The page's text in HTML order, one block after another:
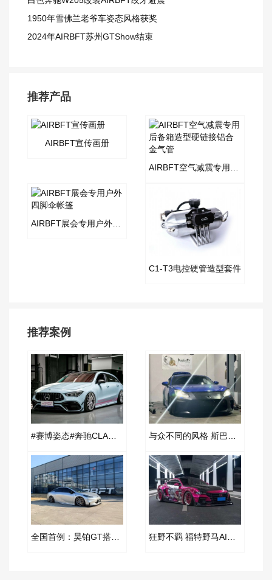
1950年雪佛兰老爷车姿态风格获奖
2024年AIRBFT苏州GTShow结束
推荐产品
AIRBFT宣传画册
AIRBFT空气减震专用后备箱造型硬链接铝合金气管
AIRBFT展会专用户外四脚伞帐篷
C1-T3电控硬管造型套件
推荐案例
#赛博姿态#奔驰CLA改装AIRBFT空气减震案例 与众不同的风格 斯巴鲁BRZ改装AIRBFT空气减震案例
全国首例：昊铂GT搭载AIRBFT空气减震系统改装纪实 狂野不羁 福特野马AIRBFT空气减震改装新姿态